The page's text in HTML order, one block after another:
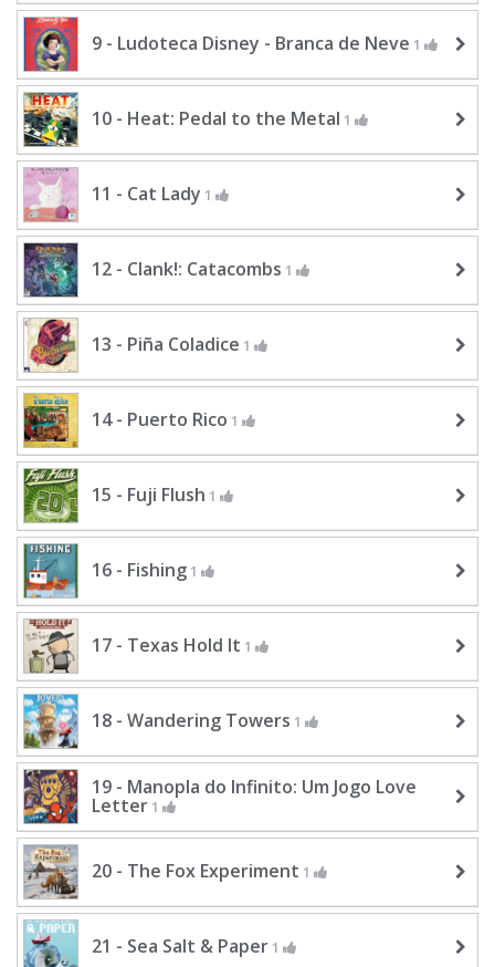
9 - Ludoteca Disney - Branca de Neve 1
10 - Heat: Pedal to the Metal 1
11 - Cat Lady 1
12 - Clank!: Catacombs 1
13 - Piña Coladice 1
14 - Puerto Rico 1
15 - Fuji Flush 1
16 - Fishing 1
17 - Texas Hold It 1
18 - Wandering Towers 1
19 - Manopla do Infinito: Um Jogo Love
Letter 1
20 - The Fox Experiment 1
21 - Sea Salt & Paper 1